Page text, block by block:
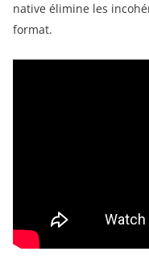
native élimine les
format.